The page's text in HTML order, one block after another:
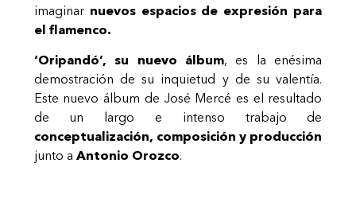
imaginar nuevos espacios de expresión para
el flamenco.
‘Oripandó’, su nuevo álbum, es la enésima
demostración de su inquietud y de su valentía.
Este nuevo álbum de José Mercé es el resultado
de un largo e intenso trabajo de
conceptualización, composición y producción
junto a Antonio Orozco.